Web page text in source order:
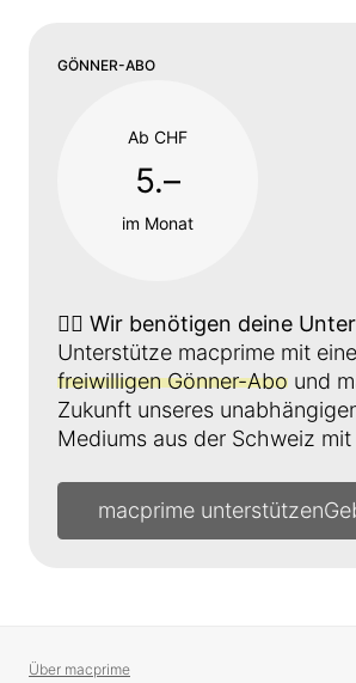
GÖNNER-ABO
Ab CHF
5.–
im Monat
👉🏼 Wir benötigen deine
Unterstütze macprime mit
freiwilligen Gönner-Abo und
Zukunft unseres
Mediums aus der Schweiz
macprime unterstützen
Über macprime